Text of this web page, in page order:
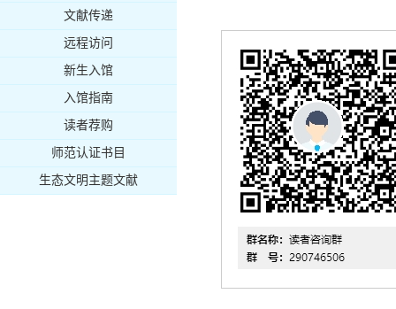
文献传递
远程访问
新生入馆
入馆指南
读者荐购
师范认证书目
生态文明主题文献